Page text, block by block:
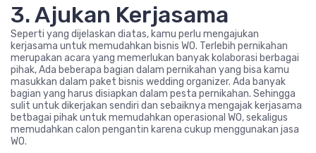
3. Ajukan Kerjasama
Seperti yang dijelaskan diatas, kamu perlu mengajukan
kerjasama untuk memudahkan bisnis WO. Terlebih pernikahan
merupakan acara yang memerlukan banyak kolaborasi berbagai
pihak, Ada beberapa bagian dalam pernikahan yang bisa kamu
masukkan dalam paket bisnis wedding organizer. Ada banyak
bagian yang harus disiapkan dalam pesta pernikahan. Sehingga
sulit untuk dikerjakan sendiri dan sebaiknya mengajak kerjasama
betbagai pihak untuk memudahkan operasional WO, sekaligus
memudahkan calon pengantin karena cukup menggunakan jasa
WO.